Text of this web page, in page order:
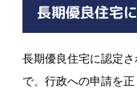
長期優良住宅
長期優良住宅に認定
で、行政への申請を